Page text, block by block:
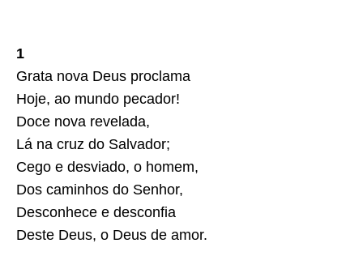
1
Grata nova Deus proclama
Hoje, ao mundo pecador!
Doce nova revelada,
Lá na cruz do Salvador;
Cego e desviado, o homem,
Dos caminhos do Senhor,
Desconhece e desconfia
Deste Deus, o Deus de amor.